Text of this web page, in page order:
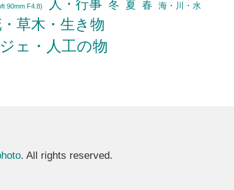
90mm F4.8) 人・行事 冬 夏 春 海・川・水
草木・生き物
ェ・人工の物
. All rights reserved.